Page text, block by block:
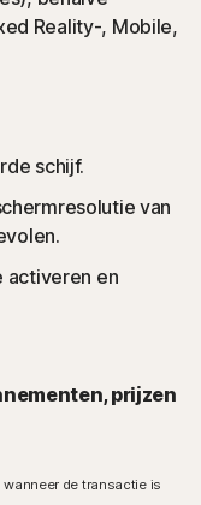
Reality-, Mobile,
schijf.
van
activeren en
prijzen
de transactie is